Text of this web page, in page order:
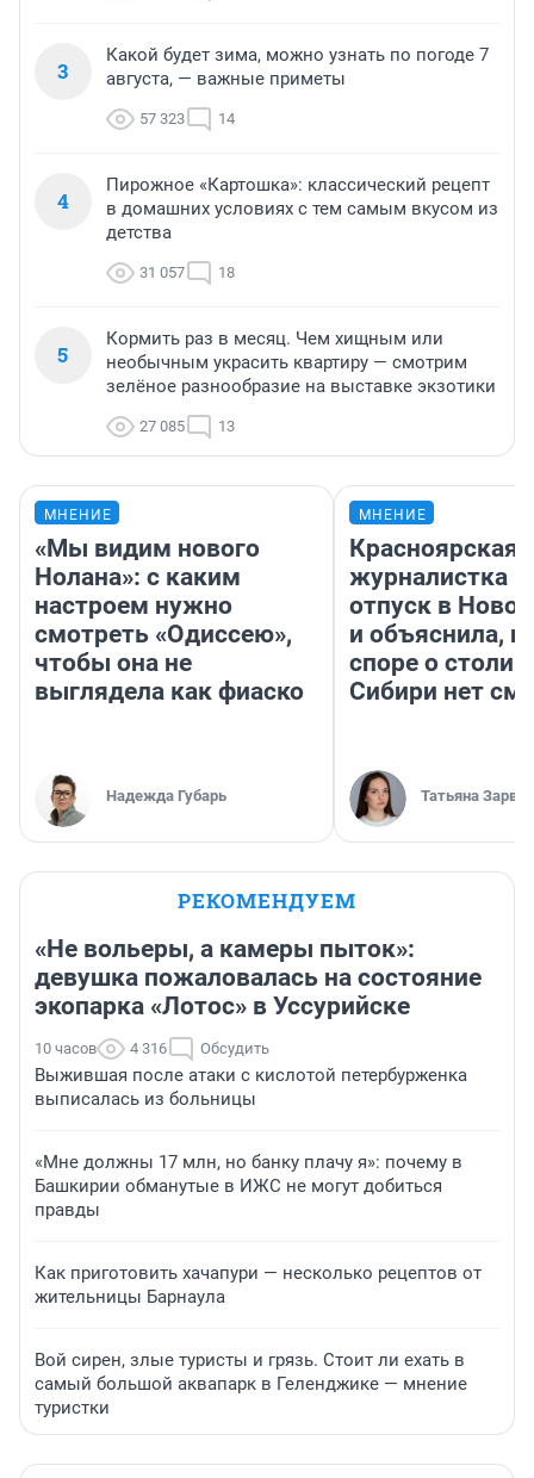
3
Какой будет зима, можно узнать по погоде 7
августа, — важные приметы
57 323 14
4
Пирожное «Картошка»: классический рецепт
в домашних условиях с тем самым вкусом из
детства
31 057 18
5
Кормить раз в месяц. Чем хищным или
необычным украсить квартиру — смотрим
зелёное разнообразие на выставке экзотики
27 085 13
МНЕНИЕ
«Мы видим нового
Нолана»: с каким
настроем нужно
смотреть «Одиссею»,
чтобы она не
выглядела как фиаско
Надежда Губарь
МНЕНИЕ
Красноярская
журналистка
отпуск в
и объяснила,
споре о
Сибири нет
Татьяна Зарва
РЕКОМЕНДУЕМ
«Не вольеры, а камеры пыток»:
девушка пожаловалась на состояние
экопарка «Лотос» в Уссурийске
10 часов 4 316 Обсудить
Выжившая после атаки с кислотой петербурженка
выписалась из больницы
«Мне должны 17 млн, но банку плачу я»: почему в
Башкирии обманутые в ИЖС не могут добиться
правды
Как приготовить хачапури — несколько рецептов от
жительницы Барнаула
Вой сирен, злые туристы и грязь. Стоит ли ехать в
самый большой аквапарк в Геленджике — мнение
туристки